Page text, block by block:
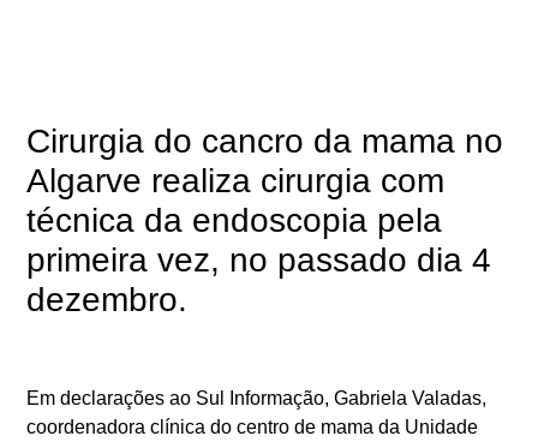
Cirurgia do cancro da mama no
Algarve realiza cirurgia com
técnica da endoscopia pela
primeira vez, no passado dia 4
dezembro.
Em declarações ao Sul Informação, Gabriela Valadas,
coordenadora clínica do centro de mama da Unidade